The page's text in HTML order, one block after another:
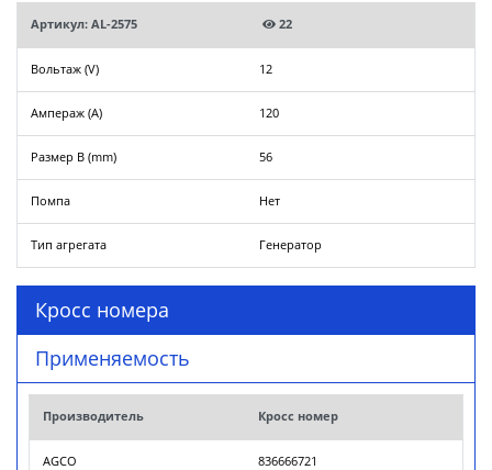
Артикул: AL-2575 22
Вольтаж (V) 12
Ампераж (A) 120
Размер B (mm) 56
Помпа Нет
Тип агрегата Генератор
Кросс номера
Применяемость
Производитель Кросс номер
AGCO 836666721